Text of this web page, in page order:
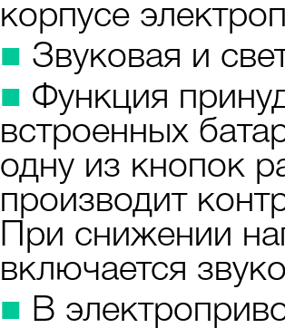
корпусе
■ Звуковая и
■ Функция
встроенных
одну из кнопок
производит
При снижении
включается
■ В